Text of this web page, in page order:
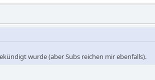
wurde (aber Subs reichen mir ebenfalls).